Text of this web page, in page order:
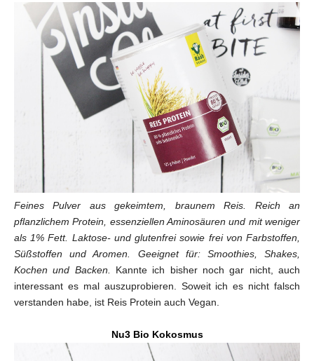
Feines Pulver aus gekeimtem, braunem Reis. Reich an
pflanzlichem Protein, essenziellen Aminosäuren und mit weniger
als 1% Fett. Laktose- und glutenfrei sowie frei von Farbstoffen,
Süßstoffen und Aromen. Geeignet für: Smoothies, Shakes,
Kochen und Backen. Kannte ich bisher noch gar nicht, auch
interessant es mal auszuprobieren. Soweit ich es nicht falsch
verstanden habe, ist Reis Protein auch Vegan.
Nu3 Bio Kokosmus